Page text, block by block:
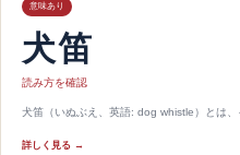
意味あり
犬笛
読み方を確認
犬笛（いぬぶえ、英語: dog whistle）とは
詳しく見る →